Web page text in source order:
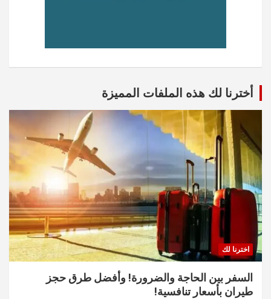
أخترنا لك هذه الملفات المميزة
اخترنا لك
السفر بين الحاجة والضرورة! وأفضل طرق حجز
طيران بأسعار تنافسية!